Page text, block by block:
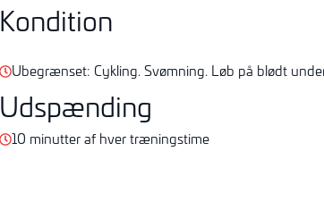
Kondition
Ubegrænset: Cykling. Svømning. Løb på blødt
Udspænding
10 minutter af hver træningstime